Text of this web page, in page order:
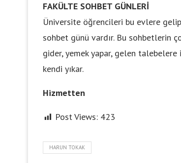
FAKÜLTE SOHBET GÜNLERİ
Üniversite öğrencileri bu evlere
sohbet günü vardır. Bu sohbetlerin
gider, yemek yapar, gelen
kendi yıkar.
Hizmetten
Post Views: 423
HARUN TOKAK